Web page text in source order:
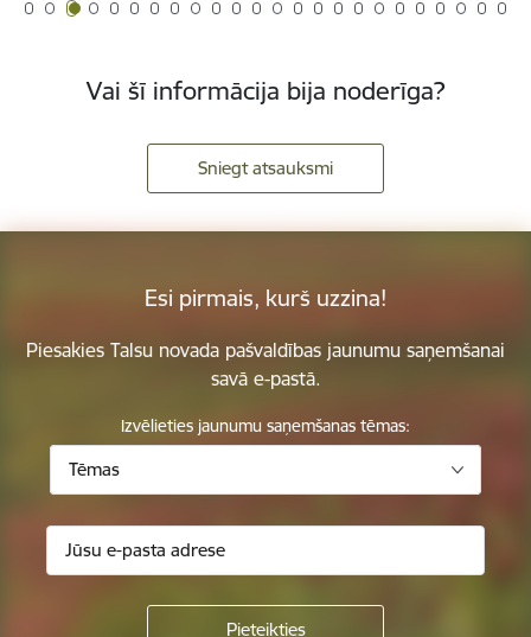
Vai šī informācija bija noderīga?
Sniegt atsauksmi
Esi pirmais, kurš uzzina!
Piesakies Talsu novada pašvaldības jaunumu saņemšanai
savā e-pastā.
Izvēlieties jaunumu saņemšanas tēmas:
Tēmas